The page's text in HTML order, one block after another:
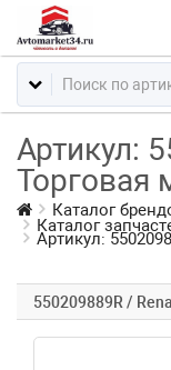
Артикул:
Торговая
Каталог
Каталог
Артикул:
550209889R /